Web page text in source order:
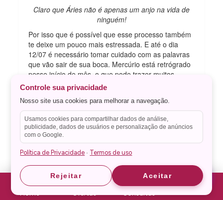
Home Ofertas Consultas
Claro que Áries não é apenas um anjo na vida de
ninguém!
Por isso que é possível que esse processo também
te deixe um pouco mais estressada. E até o dia
12/07 é necessário tomar cuidado com as palavras
que vão sair de sua boca. Mercúrio está retrógrado
nesse início de mês, o que pode trazer muitos
desentendimentos para a vida das pessoas.
Mas não é necessária muita preocupação, pois
depois desse dia é possível que o clima fique mais
leve. As coisas serão melhores entendidas, pois a
comunicação vai ser o diferencial e trará para todos
umaonda de reflexão e racionalidade
No amor, o Horóscopo Mensal mostra que as coisas
vão ser mais diferentes do que você está
acostumada, escorpiana. Como Vênus está em
Gêmeos, é possível que a nativa, que gosta de ser
sempre misteriosa, de flertar através de alguns
Controle sua privacidade
Nosso site usa cookies para melhorar a navegação.
Usamos cookies para compartilhar dados de análise,
publicidade, dados de usuários e personalização de anúncios
com o Google.
Política de Privacidade · Termos de uso
Rejeitar Aceitar